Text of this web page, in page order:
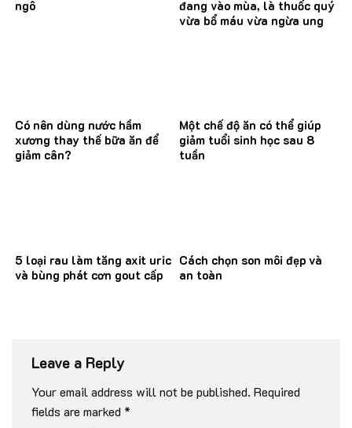
ngô
đang vào mùa, là thuốc quý
vừa bổ máu vừa ngừa ung
Có nên dùng nước hầm
xương thay thế bữa ăn để
giảm cân?
Một chế độ ăn có thể giúp
giảm tuổi sinh học sau 8
tuần
5 loại rau làm tăng axit uric
và bùng phát cơn gout cấp
Cách chọn son môi đẹp và
an toàn
Leave a Reply
Your email address will not be published. Required
fields are marked *